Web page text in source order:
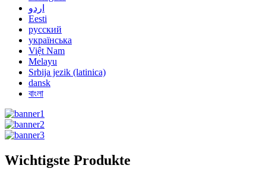
اردو
Eesti
русский
українська
Việt Nam
Melayu
Srbija jezik (latinica)
dansk
বাংলা
Wichtigste Produkte